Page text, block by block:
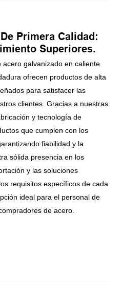
Primera Calidad:
Superiores.
galvanizado en caliente
ofrecen productos de alta
para satisfacer las
clientes. Gracias a nuestras
y tecnología de
que cumplen con los
fiabilidad y la
sólida presencia en los
y las soluciones
requisitos específicos de cada
ideal para el personal de
de acero.